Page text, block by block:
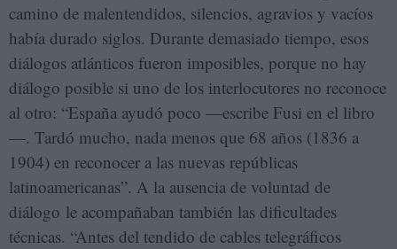
camino de malentendidos, silencios, agravios y vacíos
había durado siglos. Durante demasiado tiempo, esos
diálogos atlánticos fueron imposibles, porque no hay
diálogo posible si uno de los interlocutores no reconoce
al otro: “España ayudó poco —escribe Fusi en el libro
—. Tardó mucho, nada menos que 68 años (1836 a
1904) en reconocer a las nuevas repúblicas
latinoamericanas”. A la ausencia de voluntad de
diálogo le acompañaban también las dificultades
técnicas. “Antes del tendido de cables telegráficos